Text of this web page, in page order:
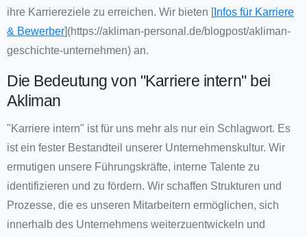
ihre Karriereziele zu erreichen. Wir bieten [Infos für Karriere
& Bewerber](https://akliman-personal.de/blogpost/akliman-
geschichte-unternehmen) an.
Die Bedeutung von "Karriere intern" bei
Akliman
"Karriere intern" ist für uns mehr als nur ein Schlagwort. Es
ist ein fester Bestandteil unserer Unternehmenskultur. Wir
ermutigen unsere Führungskräfte, interne Talente zu
identifizieren und zu fördern. Wir schaffen Strukturen und
Prozesse, die es unseren Mitarbeitern ermöglichen, sich
innerhalb des Unternehmens weiterzuentwickeln und